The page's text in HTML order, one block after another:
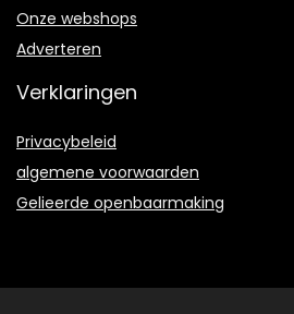
Onze webshops
Adverteren
Verklaringen
Privacybeleid
algemene voorwaarden
Gelieerde openbaarmaking